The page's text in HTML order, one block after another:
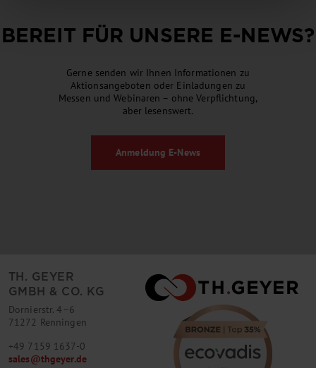
BEREIT FÜR UNSERE E-NEWS?
Gerne senden wir Ihnen Informationen zu
Aktionsangeboten oder Einladungen zu
Messen und Webinaren – ohne Verpflichtung,
aber lesenswert.
Anmeldung E-News
TH. GEYER
GMBH & CO. KG
Dornierstr. 4–6
71272 Renningen
+49 7159 1637-0
sales@thgeyer.de